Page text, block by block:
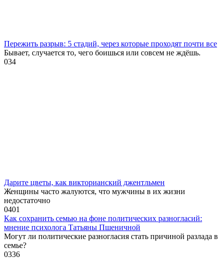
Пережить разрыв: 5 стадий, через которые проходят почти все
Бывает, случается то, чего боишься или совсем не ждёшь.
034
Дарите цветы, как викторианский джентльмен
Женщины часто жалуются, что мужчины в их жизни
недостаточно
0401
Как сохранить семью на фоне политических разногласий:
мнение психолога Татьяны Пшеничной
Могут ли политические разногласия стать причиной разлада в
семье?
0336